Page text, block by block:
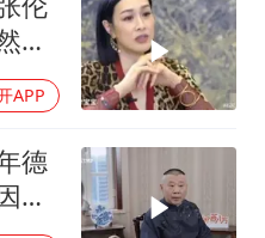
四休三”但要降薪1000元
：三大指数均涨超1%
朱雨玲晋级WTT横滨冠军赛女单八强
相约未来
是
APP
德
为